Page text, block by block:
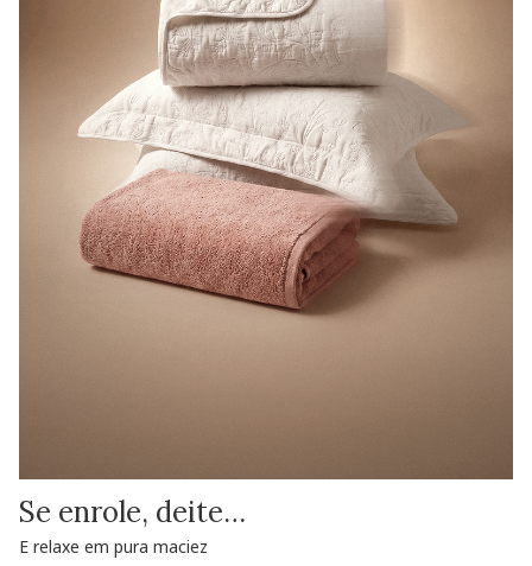
Se enrole, deite…
E relaxe em pura maciez